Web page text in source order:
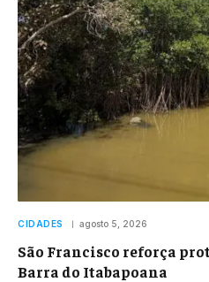
CIDADES agosto 5, 2026
São Francisco reforça
Barra do Itabapoana